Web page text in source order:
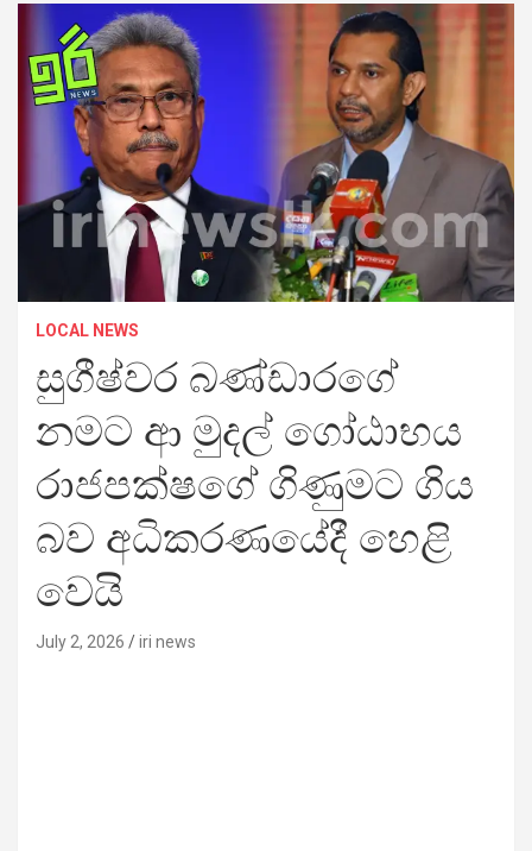
LOCAL NEWS
සුගීෂ්වර බණ්ඩාරගේ
නමට ආ මුදල් ගෝඨාභය
රාජපක්ෂගේ ගිණුමට ගිය
බව අධිකරණයේදී හෙළි
වෙයි
July 2, 2026 iri news